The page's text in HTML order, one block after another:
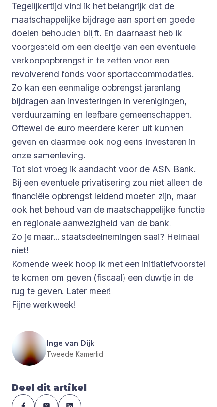
Tegelijkertijd vind ik het belangrijk dat de
maatschappelijke bijdrage aan sport en goede
doelen behouden blijft. En daarnaast heb ik
voorgesteld om een deeltje van een eventuele
verkoopopbrengst in te zetten voor een
revolverend fonds voor sportaccommodaties.
Zo kan een eenmalige opbrengst jarenlang
bijdragen aan investeringen in verenigingen,
verduurzaming en leefbare gemeenschappen.
Oftewel de euro meerdere keren uit kunnen
geven en daarmee ook nog eens investeren in
onze samenleving.
Tot slot vroeg ik aandacht voor de ASN Bank.
Bij een eventuele privatisering zou niet alleen de
financiële opbrengst leidend moeten zijn, maar
ook het behoud van de maatschappelijke functie
en regionale aanwezigheid van de bank.
Zo je maar... staatsdeelnemingen saai? Helmaal
niet!
Komende week hoop ik met een initiatiefvoorstel
te komen om geven (fiscaal) een duwtje in de
rug te geven. Later meer!
Fijne werkweek!
Inge van Dijk
Tweede Kamerlid
Deel dit artikel